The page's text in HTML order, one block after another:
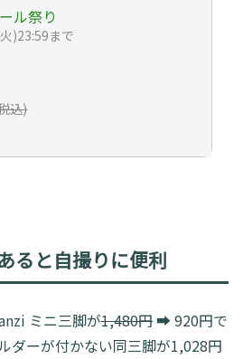
ル祭り
)23:59まで
込)
ると自撮りに便利
ミニ三脚が1,480円➡ 920円で
ダーが付かない同三脚が1,028円